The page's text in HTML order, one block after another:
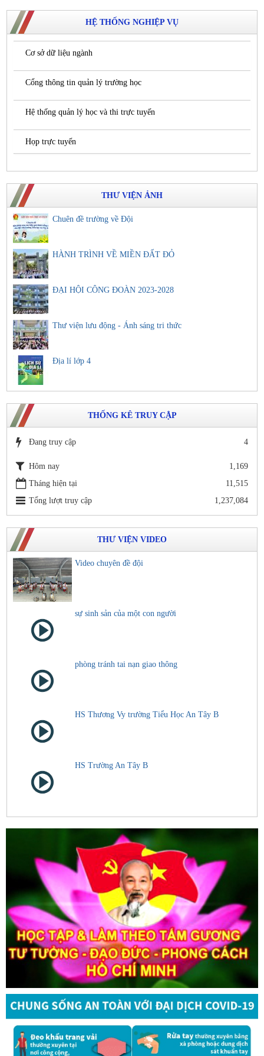
HỆ THỐNG NGHIỆP VỤ
Cơ sở dữ liệu ngành
Cổng thông tin quản lý trường học
Hệ thống quản lý học và thi trực tuyến
Họp trực tuyến
THƯ VIỆN ẢNH
Chuên đề trường về Đội
HÀNH TRÌNH VỀ MIỀN ĐẤT ĐỎ
ĐẠI HỘI CÔNG ĐOÀN 2023-2028
Thư viện lưu động - Ánh sáng tri thức
Địa lí lớp 4
THỐNG KÊ TRUY CẬP
Đang truy cập 4
Hôm nay
1,169
Tháng hiện tại
11,515
Tổng lượt truy cập
1,237,084
THƯ VIỆN VIDEO
Video chuyên đề đội
sự sinh sản của một con người
phòng tránh tai nạn giao thông
HS Thương Vy trường Tiểu Học An Tây B
HS Trường An Tây B